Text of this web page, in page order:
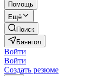
Помощь
Ещё
Поиск
Баянгол
Войти
Войти
Создать резюме